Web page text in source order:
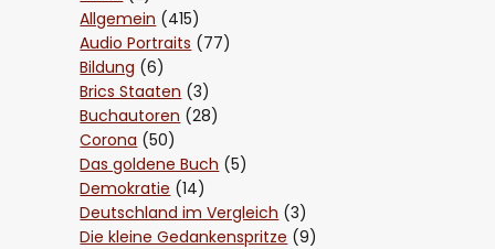
Allgemein (415)
Audio Portraits (77)
Bildung (6)
Brics Staaten (3)
Buchautoren (28)
Corona (50)
Das goldene Buch (5)
Demokratie (14)
Deutschland im Vergleich (3)
Die kleine Gedankenspritze (9)